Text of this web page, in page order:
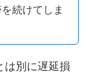
続けてしま
は別に遅延損